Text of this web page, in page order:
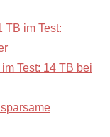
TB im Test:
Test: 14 TB bei